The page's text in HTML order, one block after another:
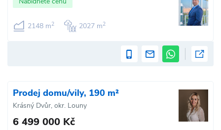
2148 m2 2027 m2
Prodej domu/vily, 190 m²
Krásný Dvůr, okr. Louny
6 499 000 Kč